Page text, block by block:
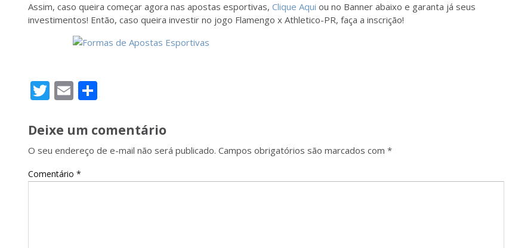
Assim, caso queira começar agora nas apostas esportivas, Clique Aqui ou no Banner abaixo e garanta já seus
investimentos! Então, caso queira investir no jogo Flamengo x Athletico-PR, faça a inscrição!
Twitter
Email
Deixe um comentário
O seu endereço de e-mail não será publicado. Campos obrigatórios são marcados com *
Comentário *